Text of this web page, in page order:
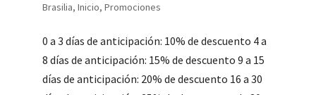
Brasilia, Inicio, Promociones
0 a 3 días de anticipación: 10% de descuento 4 a
8 días de anticipación: 15% de descuento 9 a 15
días de anticipación: 20% de descuento 16 a 30